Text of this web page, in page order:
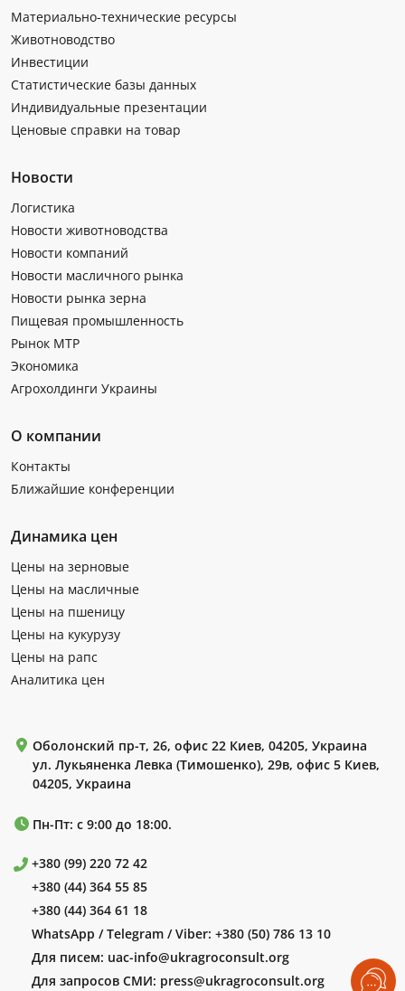
Материально-технические ресурсы
Животноводство
Инвестиции
Статистические базы данных
Индивидуальные презентации
Ценовые справки на товар
Новости
Логистика
Новости животноводства
Новости компаний
Новости масличного рынка
Новости рынка зерна
Пищевая промышленность
Рынок МТР
Экономика
Агрохолдинги Украины
О компании
Контакты
Ближайшие конференции
Динамика цен
Цены на зерновые
Цены на масличные
Цены на пшеницу
Цены на кукурузу
Цены на рапс
Аналитика цен
Оболонский пр-т, 26, офис 22 Киев, 04205, Украина
ул. Лукьяненка Левка (Тимошенко), 29в, офис 5 Киев,
04205, Украина
Пн-Пт: с 9:00 до 18:00.
+380 (99) 220 72 42
+380 (44) 364 55 85
+380 (44) 364 61 18
WhatsApp / Telegram / Viber: +380 (50) 786 13 10
Для писем: uac-info@ukragroconsult.org
Для запросов СМИ: press@ukragroconsult.org